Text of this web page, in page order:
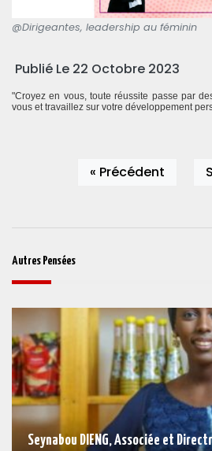
@Dirigeantes, leadership au féminin
Publié Le 22 Octobre 2023
"Croyez en vous, toute réussite passe par
vous et travaillez sur votre développement
« Précédent
Autres Pensées
Seynabou DIENG, Associée et